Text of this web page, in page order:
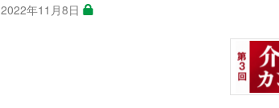
2022年11月8日